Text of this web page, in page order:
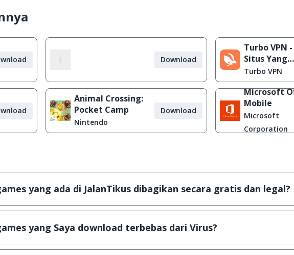
Download
Turbo VPN
Situs Yang
Diblokir
Turbo VPN
Animal Crossing:
Pocket Camp
Nintendo
Download
Microsoft
Mobile
Microsoft
Corporation
yang ada di JalanTikus dibagikan secara gratis dan legal?
aplikasi & games yang gratis (Freeware) dan legal, dalam artian tidak
yang Saya download terbebas dari Virus?
scanning dengan 3 jenis Antivirus (Kaspersky, AVG & Avast) sebelum